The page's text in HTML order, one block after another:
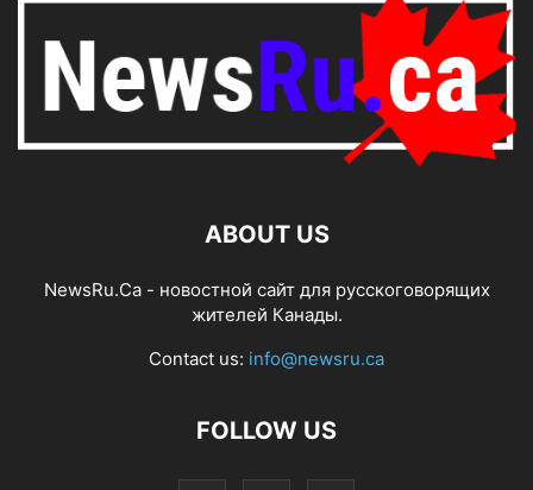
ABOUT US
NewsRu.Ca - новостной сайт для русскоговорящих
жителей Канады.
Contact us: info@newsru.ca
FOLLOW US